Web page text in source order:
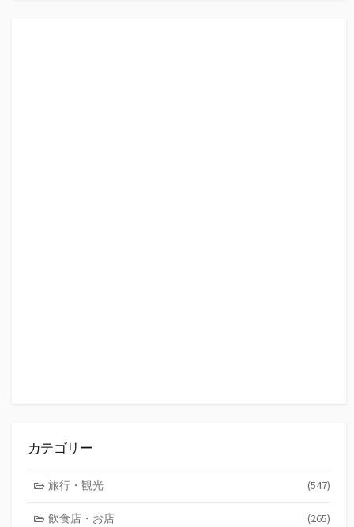
カテゴリー
旅行・観光 (547)
飲食店・お店 (265)